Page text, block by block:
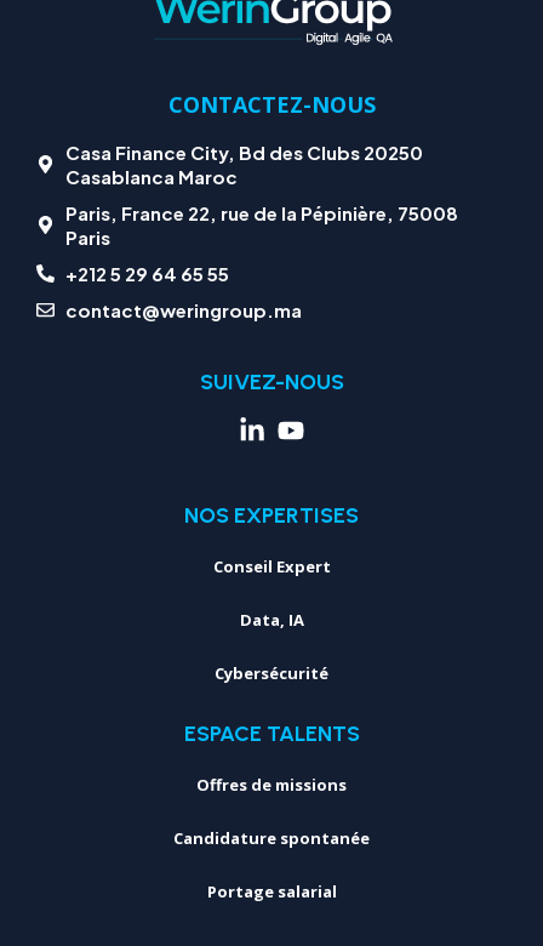
CONTACTEZ-NOUS
Casa Finance City, Bd des Clubs 20250
Casablanca Maroc
Paris, France 22, rue de la Pépinière, 75008
Paris
+212 5 29 64 65 55
contact@weringroup.ma
SUIVEZ-NOUS
NOS EXPERTISES
Conseil Expert
Data, IA
Cybersécurité
ESPACE TALENTS
Offres de missions
Candidature spontanée
Portage salarial